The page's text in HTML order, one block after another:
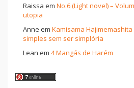
Raissa em No.6 (Light novel) –
utopia
Anne em Kamisama
simples sem ser simplória
Lean em 4 Mangás de Harém